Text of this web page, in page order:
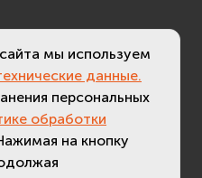
мы используем
данные.
персональных
обработки
на кнопку